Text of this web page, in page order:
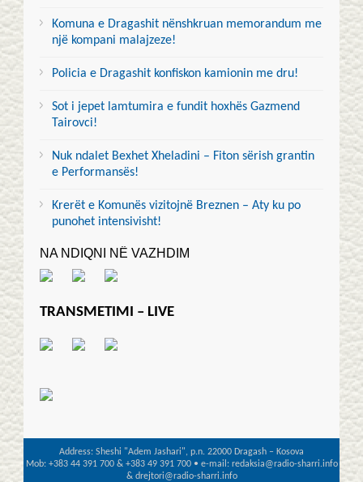
Komuna e Dragashit nënshkruan memorandum me
një kompani malajzeze!
Policia e Dragashit konfiskon kamionin me dru!
Sot i jepet lamtumira e fundit hoxhës Gazmend
Tairovci!
Nuk ndalet Bexhet Xheladini – Fiton sërish grantin
e Performansës!
Krerët e Komunës vizitojnë Breznen – Aty ku po
punohet intensivisht!
NA NDIQNI NË VAZHDIM
TRANSMETIMI – LIVE
Address: Sheshi "Adem Jashari", p.n. 22000 Dragash – Kosova
Mob: +383 44 391 700 & +383 49 391 700 • e-mail: redaksia@radio-sharri.info
& drejtori@radio-sharri.info